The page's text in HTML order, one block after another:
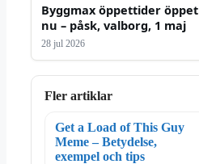
Byggmax öppettider öppet
nu – påsk, valborg, 1 maj
28 jul 2026
Fler artiklar
Get a Load of This Guy
Meme – Betydelse,
exempel och tips